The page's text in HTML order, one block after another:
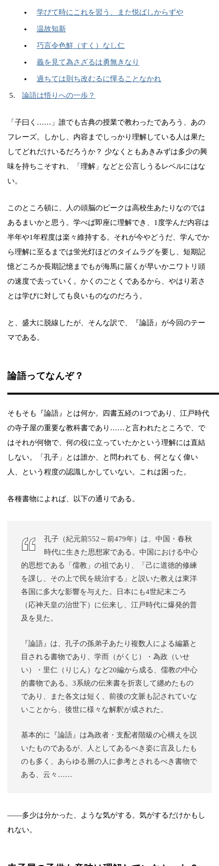
学びて時にこれを習う、また悦ばしからずや
温故知新
巧言令色鮮（すく）なし仁
義を見て為さざるは勇無きなり
過ちては則ち改むるに憚ることなかれ
論語は悟りへの一歩？
「子曰く……」誰でも古典の授業で教わったであろう、あの
フレーズ。しかし、内容までしっかり理解している人は果た
してどれだけいるだろうか？ 少なくともあきみずは多少の興
味を持ちこそすれ、「理解」などと公言しうるレベルにはな
い。
このところ頓に、人の頭脳のピークは高校生あたりなのでは
あるまいかと思う。学べば即座に理解でき、1度学んだ内容は
半年や1年程度は楽々維持する。それが今やどうだ、学んでか
ら理解に至るまでは蛍光灯ほどのタイムラグを要し、短期記
憶どころか長期記憶までもが海馬に届くが早いかニワトリ頭
の速度で去っていく。かくのごとくであるから、やはり若さ
とは学びに対しても良いものなのだろう。
と、盛大に脱線したが、そんな訳で、『論語』が今回のテー
マである。
論語ってなんぞ？
そもそも『論語』とは何か。四書五経の1つであり、江戸時代
の寺子屋の重要な教科書であり……と言われたところで、で
はそれが何物で、何の役に立っていたかという理解には直結
しない。「孔子」とは誰か、と問われても、何となく偉い
人、という程度の認識しかしていない。これは困った。
各種書物によれば、以下の通りである。
孔子（紀元前552～前479年）は、中国・春秋
時代に生きた思想家である。中国における中心
的思想である「儒教」の祖であり、「己に道徳的修練
を課し、その上で民を統治する」と説いた教えは東洋
各国に多大な影響を与えた。日本にも4世紀末ごろ
（応神天皇の治世下）に伝来し、江戸時代に爆発的普
及を見た。
『論語』は、孔子の孫弟子あたり複数人による編纂と
目される書物であり、学而（がくじ）・為政（いせ
い）・里仁（りじん）など20編から成る、儒教の中心
的書物である。3系統の伝来書を折衷して纏めたもの
であり、また各文は短く、前後の文脈も記されていな
いことから、後世に様々な解釈が成された。
基本的に『論語』は為政者・支配者階級の心構えを説
いたものであるが、人としてあるべき姿に言及したも
のも多く、あらゆる層の人に参考とされるべき書物で
ある、云々……
――多少は分かった、ような気がする。気がするだけかもし
れない。